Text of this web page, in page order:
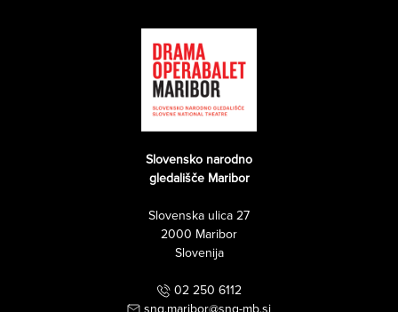
Slovensko narodno
gledališče Maribor
Slovenska ulica 27
2000 Maribor
Slovenija
02 250 6112
sng.maribor@sng-mb.si